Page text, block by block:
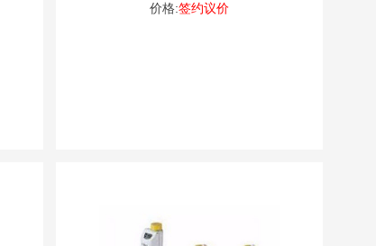
价格:签约议价